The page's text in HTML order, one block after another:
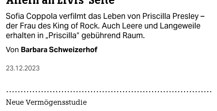
Sofia Coppola verfilmt das Leben von Priscilla Presley –
der Frau des King of Rock. Auch Leere und Langeweile
erhalten in „Priscilla“ gebührend Raum.
Von Barbara Schweizerhof
23.12.2023
Neue Vermögensstudie